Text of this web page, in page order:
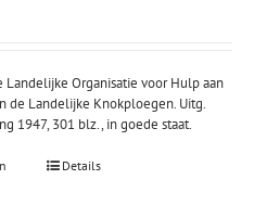
Landelijke Organisatie voor Hulp aan
de Landelijke Knokploegen. Uitg.
1947, 301 blz., in goede staat.
Details